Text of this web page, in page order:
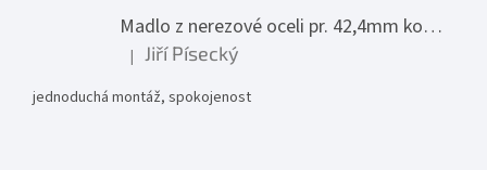
Madlo z nerezové oceli pr. 42,4mm komplet - model 0116 - 3000mm
Hodnocení produktu je 5 z 5 hvězdiček.
| Jiří Písecký
jednoduchá montáž, spokojenost